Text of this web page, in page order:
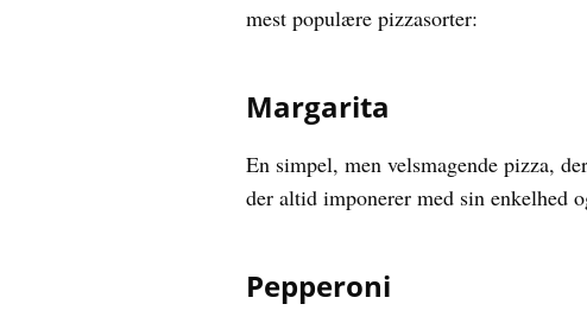
mest populære pizzasorter:
Margarita
En simpel, men velsmagende pizza,
der altid imponerer med sin enkelhed
Pepperoni